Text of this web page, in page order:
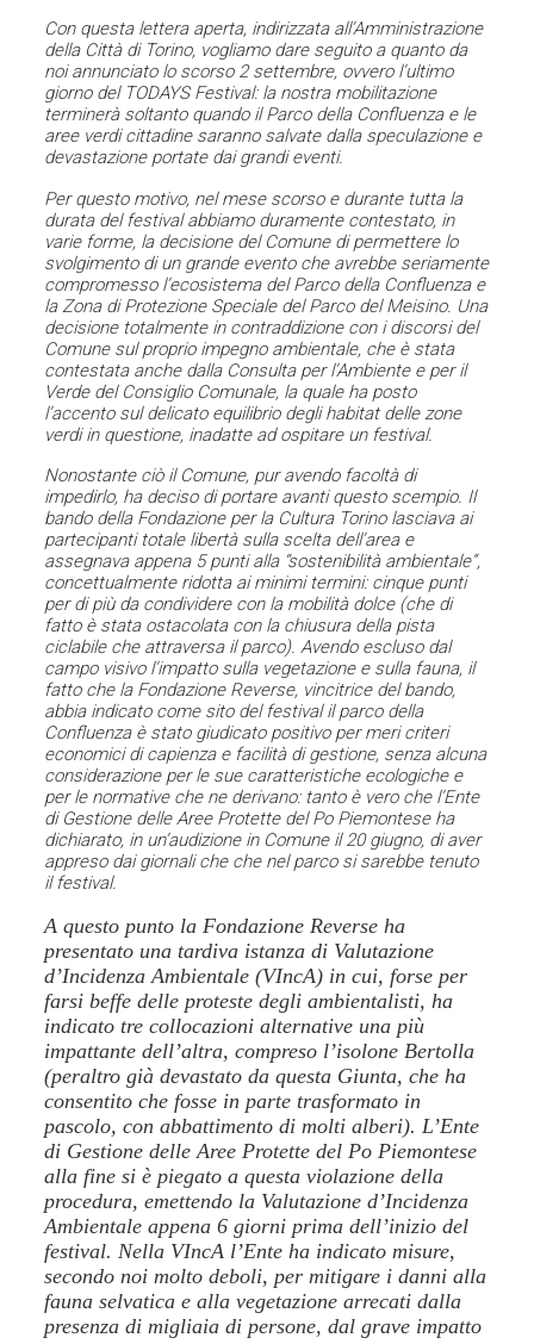
Con questa lettera aperta, indirizzata all’Amministrazione
della Città di Torino, vogliamo dare seguito a quanto da
noi annunciato lo scorso 2 settembre, ovvero l’ultimo
giorno del TODAYS Festival: la nostra mobilitazione
terminerà soltanto quando il Parco della Confluenza e le
aree verdi cittadine saranno salvate dalla speculazione e
devastazione portate dai grandi eventi.
Per questo motivo, nel mese scorso e durante tutta la
durata del festival abbiamo duramente contestato, in
varie forme, la decisione del Comune di permettere lo
svolgimento di un grande evento che avrebbe seriamente
compromesso l’ecosistema del Parco della Confluenza e
la Zona di Protezione Speciale del Parco del Meisino. Una
decisione totalmente in contraddizione con i discorsi del
Comune sul proprio impegno ambientale, che è stata
contestata anche dalla Consulta per l’Ambiente e per il
Verde del Consiglio Comunale, la quale ha posto
l’accento sul delicato equilibrio degli habitat delle zone
verdi in questione, inadatte ad ospitare un festival.
Nonostante ciò il Comune, pur avendo facoltà di
impedirlo, ha deciso di portare avanti questo scempio. Il
bando della Fondazione per la Cultura Torino lasciava ai
partecipanti totale libertà sulla scelta dell’area e
assegnava appena 5 punti alla “sostenibilità ambientale”,
concettualmente ridotta ai minimi termini: cinque punti
per di più da condividere con la mobilità dolce (che di
fatto è stata ostacolata con la chiusura della pista
ciclabile che attraversa il parco). Avendo escluso dal
campo visivo l’impatto sulla vegetazione e sulla fauna, il
fatto che la Fondazione Reverse, vincitrice del bando,
abbia indicato come sito del festival il parco della
Confluenza è stato giudicato positivo per meri criteri
economici di capienza e facilità di gestione, senza alcuna
considerazione per le sue caratteristiche ecologiche e
per le normative che ne derivano: tanto è vero che l’Ente
di Gestione delle Aree Protette del Po Piemontese ha
dichiarato, in un’audizione in Comune il 20 giugno, di aver
appreso dai giornali che che nel parco si sarebbe tenuto
il festival.
A questo punto la Fondazione Reverse ha
presentato una tardiva istanza di Valutazione
d’Incidenza Ambientale (VIncA) in cui, forse per
farsi beffe delle proteste degli ambientalisti, ha
indicato tre collocazioni alternative una più
impattante dell’altra, compreso l’isolone Bertolla
(peraltro già devastato da questa Giunta, che ha
consentito che fosse in parte trasformato in
pascolo, con abbattimento di molti alberi). L’Ente
di Gestione delle Aree Protette del Po Piemontese
alla fine si è piegato a questa violazione della
procedura, emettendo la Valutazione d’Incidenza
Ambientale appena 6 giorni prima dell’inizio del
festival. Nella VIncA l’Ente ha indicato misure,
secondo noi molto deboli, per mitigare i danni alla
fauna selvatica e alla vegetazione arrecati dalla
presenza di migliaia di persone, dal grave impatto